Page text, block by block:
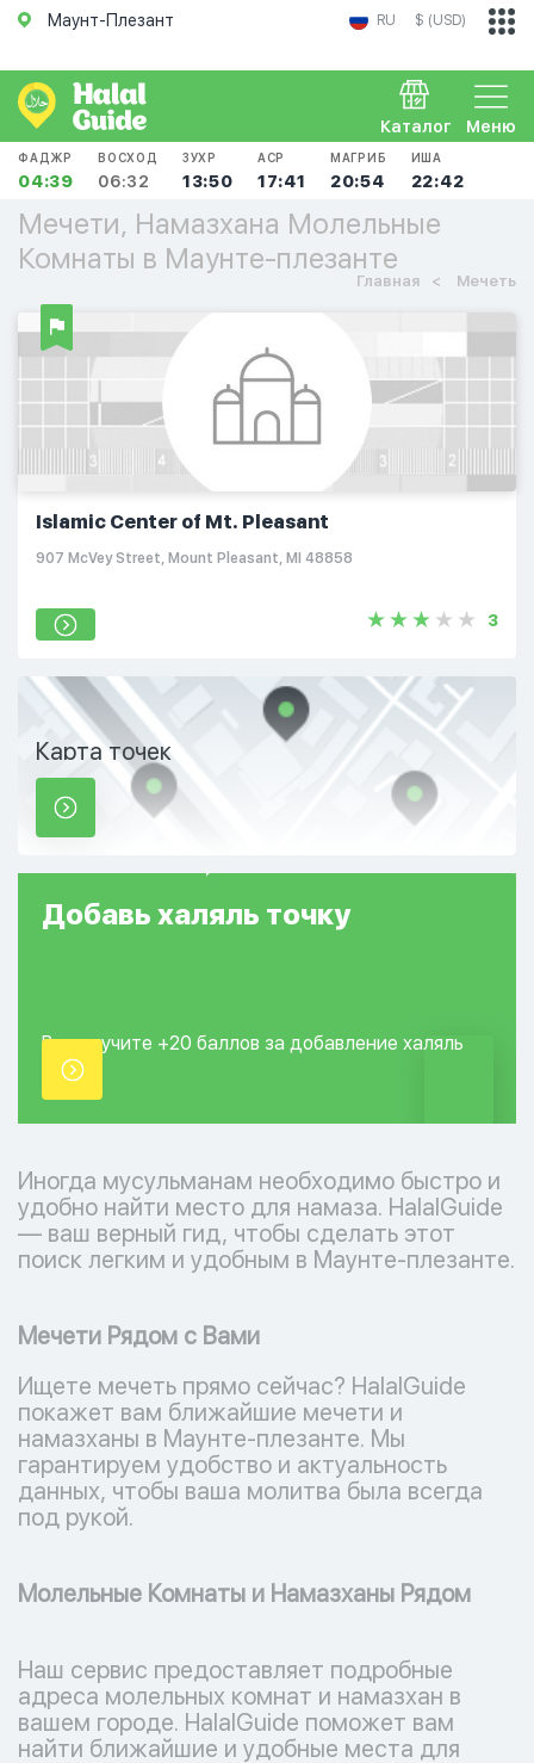
Маунт-Плезант RU $ (USD)
Меню
Каталог
ФАДЖР
04:39
ВОСХОД
06:32
ЗУХР
13:50
АСР
17:41
МАГРИБ
20:54
ИША
22:42
Мечети, Намазхана Молельные
Комнаты в Маунте-плезанте
Главная Мечеть
Islamic Center of Mt. Pleasant
907 McVey Street, Mount Pleasant, MI 48858
3
Карта точек
Добавь халяль точку
Вы получите +20 баллов за добавление халяль
точки.
Иногда мусульманам необходимо быстро и
удобно найти место для намаза. HalalGuide
— ваш верный гид, чтобы сделать этот
поиск легким и удобным в Маунте-плезанте.
Мечети Рядом с Вами
Ищете мечеть прямо сейчас? HalalGuide
покажет вам ближайшие мечети и
намазханы в Маунте-плезанте. Мы
гарантируем удобство и актуальность
данных, чтобы ваша молитва была всегда
под рукой.
Молельные Комнаты и Намазханы Рядом
Наш сервис предоставляет подробные
адреса молельных комнат и намазхан в
вашем городе. HalalGuide поможет вам
найти ближайшие и удобные места для